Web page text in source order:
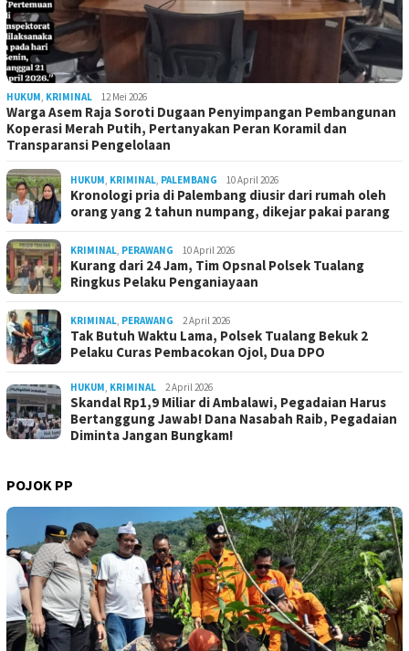
HUKUM KRIMINAL 12 Mei 2026
Warga Asem Raja Soroti Dugaan Penyimpangan Pembangunan
Koperasi Merah Putih, Pertanyakan Peran Koramil dan
Transparansi Pengelolaan
HUKUM KRIMINAL PALEMBANG 10 April 2026
Kronologi pria di Palembang diusir dari rumah oleh
orang yang 2 tahun numpang, dikejar pakai parang
KRIMINAL PERAWANG 10 April 2026
Kurang dari 24 Jam, Tim Opsnal Polsek Tualang
Ringkus Pelaku Penganiayaan
KRIMINAL PERAWANG 2 April 2026
Tak Butuh Waktu Lama, Polsek Tualang Bekuk 2
Pelaku Curas Pembacokan Ojol, Dua DPO
HUKUM KRIMINAL 2 April 2026
Skandal Rp1,9 Miliar di Ambalawi, Pegadaian Harus
Bertanggung Jawab! Dana Nasabah Raib, Pegadaian
Diminta Jangan Bungkam!
POJOK PP